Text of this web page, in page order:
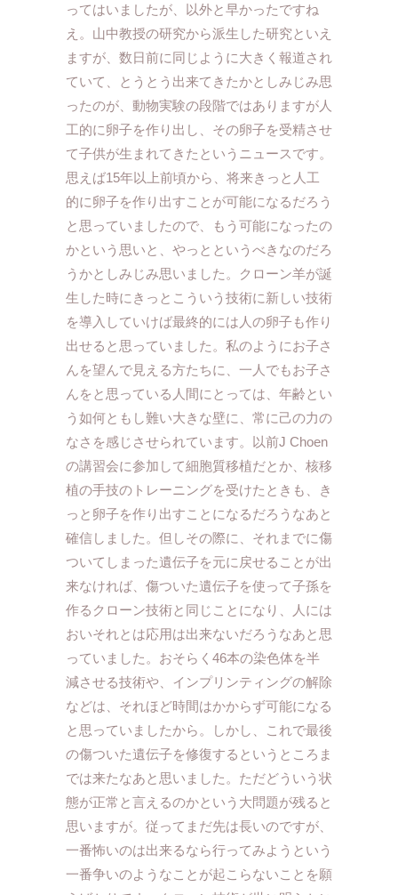
ってはいましたが、以外と早かったですね
え。山中教授の研究から派生した研究といえ
ますが、数日前に同じように大きく報道され
ていて、とうとう出来てきたかとしみじみ思
ったのが、動物実験の段階ではありますが人
工的に卵子を作り出し、その卵子を受精させ
て子供が生まれてきたというニュースです。
思えば15年以上前頃から、将来きっと人工
的に卵子を作り出すことが可能になるだろう
と思っていましたので、もう可能になったの
かという思いと、やっとというべきなのだろ
うかとしみじみ思いました。クローン羊が誕
生した時にきっとこういう技術に新しい技術
を導入していけば最終的には人の卵子も作り
出せると思っていました。私のようにお子さ
んを望んで見える方たちに、一人でもお子さ
んをと思っている人間にとっては、年齢とい
う如何ともし難い大きな壁に、常に己の力の
なさを感じさせられています。以前J Choen
の講習会に参加して細胞質移植だとか、核移
植の手技のトレーニングを受けたときも、き
っと卵子を作り出すことになるだろうなあと
確信しました。但しその際に、それまでに傷
ついてしまった遺伝子を元に戻せることが出
来なければ、傷ついた遺伝子を使って子孫を
作るクローン技術と同じことになり、人には
おいそれとは応用は出来ないだろうなあと思
っていました。おそらく46本の染色体を半
減させる技術や、インプリンティングの解除
などは、それほど時間はかからず可能になる
と思っていましたから。しかし、これで最後
の傷ついた遺伝子を修復するというところま
では来たなあと思いました。ただどういう状
態が正常と言えるのかという大問題が残ると
思いますが。従ってまだ先は長いのですが、
一番怖いのは出来るなら行ってみようという
一番争いのようなことが起こらないことを願